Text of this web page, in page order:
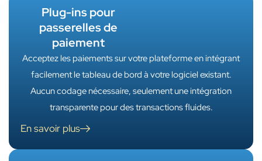
Plug-ins pour
passerelles de
paiement
Acceptez les paiements sur votre plateforme en intégrant
facilement le tableau de bord à votre logiciel existant.
Aucun codage nécessaire, seulement une intégration
transparente pour des transactions fluides.
En savoir plus